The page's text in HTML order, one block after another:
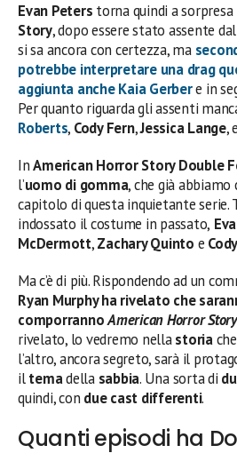
Evan Peters torna quindi a sorpresa
Story, dopo essere stato assente
si sa ancora con certezza, ma
potrebbe interpretare una drag
aggiunta ancheKaia Gerbere in
Per quanto riguarda gli assenti
Roberts, Cody Fern,Jessica Lange,
InAmerican Horror StoryDouble
l’uomo di gomma, che già
capitolo di questa inquietante serie.
indossato il costume in passato,
McDermott,Zachary Quinto e
Ma c’è di più. Rispondendo ad un
Ryan Murphy ha rivelato che
comporrannoAmerican Horror
rivelato, lo vedremo nellastoria
l’altro, ancora segreto, sarà il
iltemadella sabbia. Una sorta di
quindi, con due cast differenti.
Quanti episodi ha